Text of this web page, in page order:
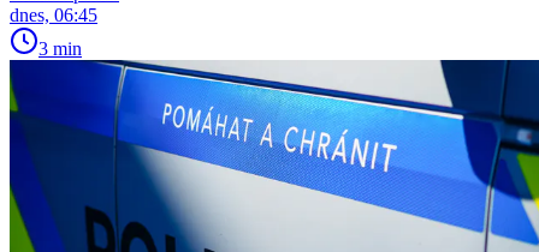
dnes, 06:45
3 min